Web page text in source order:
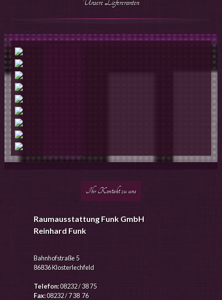
Unsere Liefereranten
Ihr Kontakt zu uns
Raumausstattung Funk GmbH
Reinhard Funk
Bahnhofstraße 5
86836 Klosterlechfeld
Telefon:08232 / 38 75
Fax:08232 / 7 38 76